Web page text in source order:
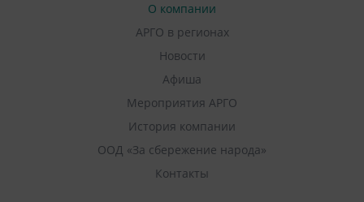
О компании
АРГО в регионах
Новости
Афиша
Мероприятия АРГО
История компании
ООД «За сбережение народа»
Контакты